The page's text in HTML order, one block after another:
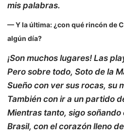
mis palabras.
— Y la última: ¿con qué rincón de
algún día?
¡Son muchos lugares! Las
Pero sobre todo, Soto de la
Sueño con ver sus rocas, su
También con ir a un partido
Mientras tanto, sigo
Brasil, con el corazón lleno